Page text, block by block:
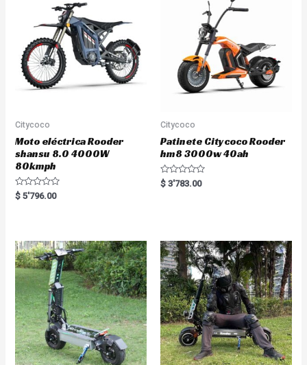
Citycoco
Moto eléctrica Rooder
shansu 8.0 4000W
80kmph
R
a
o
u
t
o
f
$ 5'796.00
Citycoco
Patinete Citycoco Rooder
hm8 3000w 40ah
R
a
t
o
f
5
$ 3'783.00